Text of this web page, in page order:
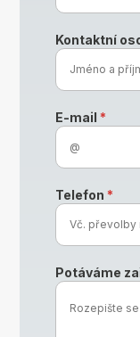
Kontaktní
E-mail *
Telefon *
Potáváme